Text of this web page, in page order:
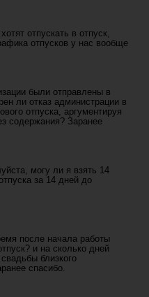
отпускать в отпуск,
отпусков у нас вообще
были отправлены в
ли отказ администрации в
отпуска, аргументируя
содержания? Заранее
могу ли я взять 14
за 14 дней до
после начала работы
и на сколько дней
близкого
спасибо.